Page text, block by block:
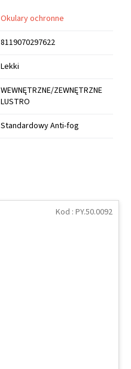
Kod : PY.50.0092
Okulary ochronne
8119070297622
Lekki
WEWNĘTRZNE/ZEWNĘTRZNE
LUSTRO
Standardowy Anti-fog